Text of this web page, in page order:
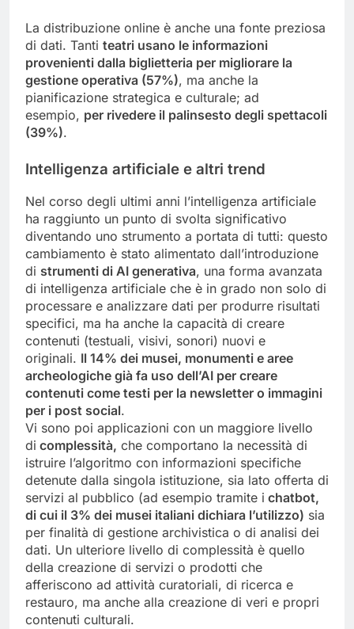
La distribuzione online è anche una fonte preziosa
di dati. Tanti teatri usano le informazioni
provenienti dalla biglietteria per migliorare la
gestione operativa (57%), ma anche la
pianificazione strategica e culturale; ad
esempio, per rivedere il palinsesto degli spettacoli
(39%).
Intelligenza artificiale e altri trend
Nel corso degli ultimi anni l’intelligenza artificiale
ha raggiunto un punto di svolta significativo
diventando uno strumento a portata di tutti: questo
cambiamento è stato alimentato dall’introduzione
di strumenti di AI generativa, una forma avanzata
di intelligenza artificiale che è in grado non solo di
processare e analizzare dati per produrre risultati
specifici, ma ha anche la capacità di creare
contenuti (testuali, visivi, sonori) nuovi e
originali. Il 14% dei musei, monumenti e aree
archeologiche già fa uso dell’AI per creare
contenuti come testi per la newsletter o immagini
per i post social.
Vi sono poi applicazioni con un maggiore livello
di complessità, che comportano la necessità di
istruire l’algoritmo con informazioni specifiche
detenute dalla singola istituzione, sia lato offerta di
servizi al pubblico (ad esempio tramite i chatbot,
di cui il 3% dei musei italiani dichiara l’utilizzo) sia
per finalità di gestione archivistica o di analisi dei
dati. Un ulteriore livello di complessità è quello
della creazione di servizi o prodotti che
afferiscono ad attività curatoriali, di ricerca e
restauro, ma anche alla creazione di veri e propri
contenuti culturali.